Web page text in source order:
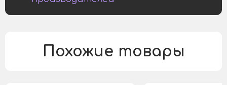
Похожие товары